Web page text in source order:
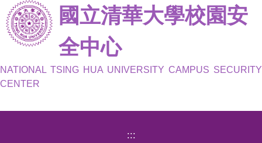
跳
到
主
內
容
國立清華大學校園安
全中心
NATIONAL TSING HUA UNIVERSITY CAMPUS SECURITY
CENTER
:::